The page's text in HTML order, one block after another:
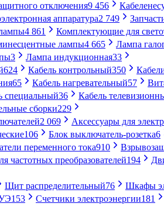
отключения9 456
аппаратура2 749
4 861 Комплектующие для
лампы4 665 Лампа
3 Лампа индукционная33
624 Кабель контрольный350
65 Кабель нагревательный57
специальный36 Кабель
сборки229
2 069
Аксессуары для
106 Блок выключатель-розетка6
переменного тока910
частотных преобразователей194
Щит распределительный76 Шкафы
153 Счетчики электроэнергии181